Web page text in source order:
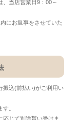
、当店営業日9：00～
にお返事をさせていた
振込(前払い)がご利用い
。
じて別途貰い受けま